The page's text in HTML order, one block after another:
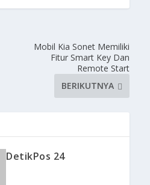
Mobil Kia Sonet Memiliki
Fitur Smart Key Dan
Remote Start
BERIKUTNYA
DetikPos 24